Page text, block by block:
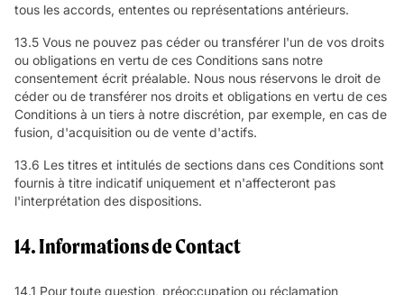
tous les accords, ententes ou représentations antérieurs.
13.5 Vous ne pouvez pas céder ou transférer l'un de vos droits
ou obligations en vertu de ces Conditions sans notre
consentement écrit préalable. Nous nous réservons le droit de
céder ou de transférer nos droits et obligations en vertu de ces
Conditions à un tiers à notre discrétion, par exemple, en cas de
fusion, d'acquisition ou de vente d'actifs.
13.6 Les titres et intitulés de sections dans ces Conditions sont
fournis à titre indicatif uniquement et n'affecteront pas
l'interprétation des dispositions.
14. Informations de Contact
14.1 Pour toute question, préoccupation ou réclamation